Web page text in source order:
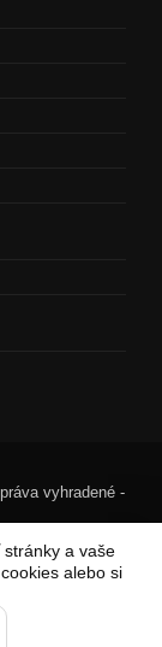
vyhradené -
a vaše
alebo si